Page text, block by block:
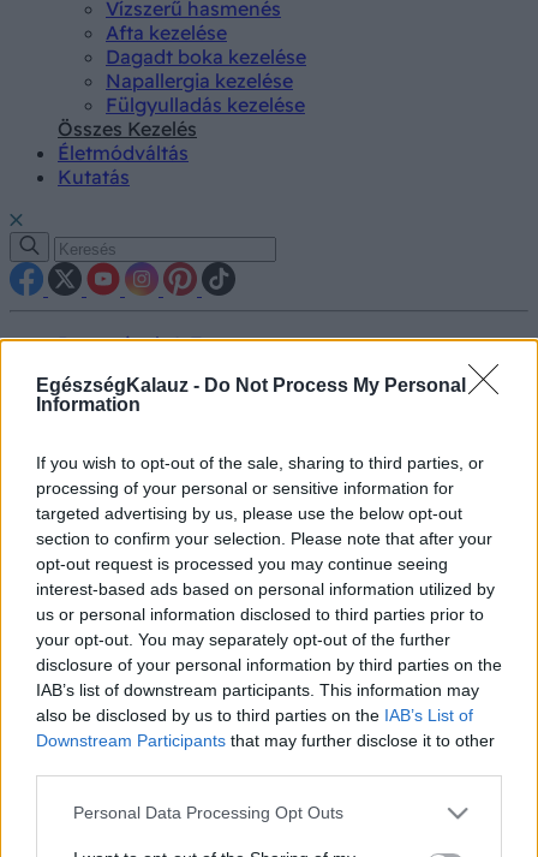
EgészségKalauz - Do Not Process My Personal
Information
If you wish to opt-out of the sale, sharing to third parties, or
processing of your personal or sensitive information for
targeted advertising by us, please use the below opt-out
section to confirm your selection. Please note that after your
opt-out request is processed you may continue seeing
interest-based ads based on personal information utilized by
us or personal information disclosed to third parties prior to
your opt-out. You may separately opt-out of the further
disclosure of your personal information by third parties on the
IAB’s list of downstream participants. This information may
also be disclosed by us to third parties on the IAB’s List of
Downstream Participants that may further disclose it to other
Please note that this website/app uses one or more Google
Personal Data Processing Opt Outs
Vízszerű hasmenés
Afta kezelése
Dagadt boka kezelése
Napallergia kezelése
Fülgyulladás kezelése
Összes Kezelés
Életmódváltás
Kutatás
Betegségek A-Z
Vizsgálat
Kezelés
Kutatás
Prevenció
Hírek
Videók
Kisállatok egészsége
#allergia#influenza#cukorbetegség
#orvosmeteorológia#vérnyomás#stroke #rákbetegség
#pajzsmirigy #reflux#ekcéma#herpesz
Regisztráció
Kanyaró